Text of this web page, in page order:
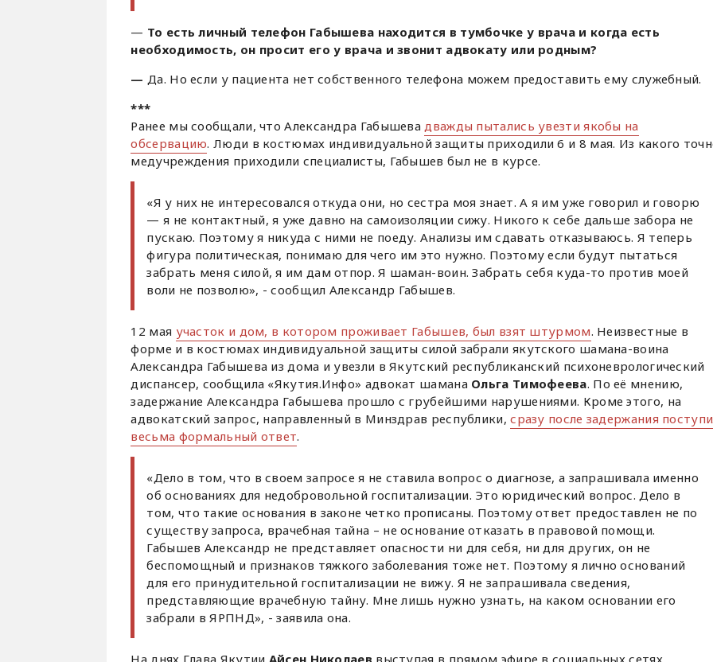
— То есть личный телефон Габышева находится в тумбочке у врача и когда есть
необходимость, он просит его у врача и звонит адвокату или родным?
—Да. Но если у пациента нет собственного телефона можем предоставить ему служебный.
***
Ранее мы сообщали, что Александра Габышевадважды пытались увезти якобы на
обсервацию. Люди в костюмах индивидуальной защиты приходили 6 и 8 мая. Из какого
медучреждения приходили специалисты, Габышев был не в курсе.
«Я у них не интересовался откуда они, но сестра моя знает. А я им уже говорил и говорю
— я не контактный, я уже давно на самоизоляции сижу. Никого к себе дальше забора не
пускаю. Поэтому я никуда с ними не поеду. Анализы им сдавать отказываюсь. Я теперь
фигура политическая, понимаю для чего им это нужно. Поэтому если будут пытаться
забрать меня силой, я им дам отпор. Я шаман-воин. Забрать себя куда-то против моей
воли не позволю», - сообщил Александр Габышев.
12 мая участок и дом, в котором проживает Габышев, был взят штурмом. Неизвестные в
форме и в костюмах индивидуальной защиты силой забрали якутского шамана-воина
Александра Габышева из дома и увезли в Якутский республиканский психоневрологический
диспансер, сообщила «Якутия.Инфо» адвокат шамана Ольга Тимофеева. По её мнению,
задержание Александра Габышева прошло с грубейшими нарушениями. Кроме этого, на
адвокатский запрос, направленный в Минздрав республики,сразу после задержания
весьма формальный ответ.
«Дело в том, что в своем запросе я не ставила вопрос о диагнозе, а запрашивала именно
об основаниях для недобровольной госпитализации. Это юридический вопрос. Дело в
том, что такие основания в законе четко прописаны. Поэтому ответ предоставлен не по
существу запроса, врачебная тайна – не основание отказать в правовой помощи.
Габышев Александр не представляет опасности ни для себя, ни для других, он не
беспомощный и признаков тяжкого заболевания тоже нет. Поэтому я лично оснований
для его принудительной госпитализации не вижу. Я не запрашивала сведения,
представляющие врачебную тайну. Мне лишь нужно узнать, на каком основании его
забрали в ЯРПНД», - заявила она.